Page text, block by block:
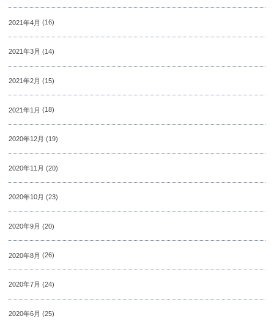
2021年4月 (16)
2021年3月 (14)
2021年2月 (15)
2021年1月 (18)
2020年12月 (19)
2020年11月 (20)
2020年10月 (23)
2020年9月 (20)
2020年8月 (26)
2020年7月 (24)
2020年6月 (25)